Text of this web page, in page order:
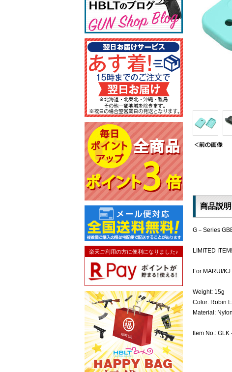
楽天ご利用の方に便利になりました♪
商品説明
G－Series
LIMITED
For MARUI/
Weight: 15g
Color: Robin
Material: Nylon
Item No.: